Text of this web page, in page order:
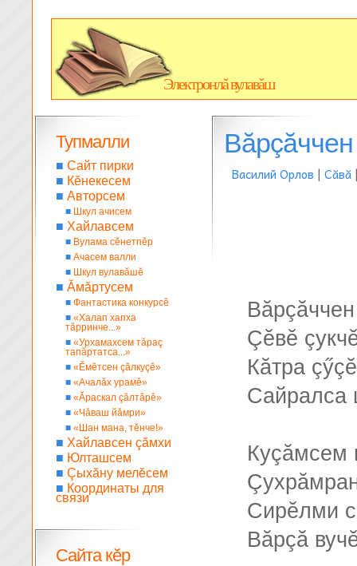
Электронлă вулавăш
Василий Орлов | Сăвă
Çĕвĕ
Кăтра
Сайралса
Куçăмсем
Сирĕлми
Вăрçă
Тупмалли
■ Сайт пирки
■ Кĕнекесем
■ Авторсем
■ Шкул ачисем
■ Хайлавсем
■ Вулама сĕнетпĕр
■ Ачасем валли
■ Шкул вулавăшĕ
■ Ăмăртусем
■ Фантастика конкурсĕ
■ «Халап хапха
тăрринче...»
■ «Урхамахсем тăраç
тапăртатса...»
■ «Ĕмĕтсен çăлкуçĕ»
■ «Ачалăх урамĕ»
■ «Ăраскал çăлтăрĕ»
■ «Чăваш йăмри»
■ «Шан мана, тĕнче!»
■ Хайлавсен çăмхи
■ Юлташсем
■ Çыхăну мелĕсем
■ Координаты для
связи
Сайта кĕр